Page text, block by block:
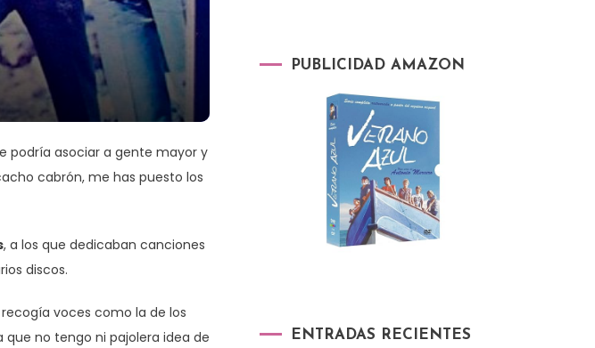
podría asociar a gente mayor y
cabrón, me has puesto los
, a los que dedicaban canciones
discos.
voces como la de los
que no tengo ni pajolera idea de
PUBLICIDAD AMAZON
ENTRADAS RECIENTES